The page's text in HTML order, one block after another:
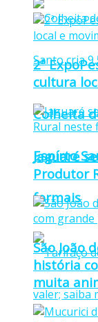
Colheita
Espírto
formais
2ª
cultura
Jaguaré
Produtor
São João
história
muita